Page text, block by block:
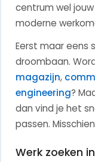
centrum wel
moderne
Eerst maar eens
droombaan.
magazijn,
engineering?
dan vind je het
passen.
Werk zoeken